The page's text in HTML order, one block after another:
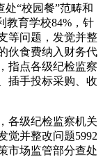
处“校园餐”范畴和
教育学校84%，针
等问题，发觉并整
伙食费纳入财务代
指点各级纪检监察
插手投标采购、收
级纪检监察机关
觉并整改问题5992
市场监管部分查处